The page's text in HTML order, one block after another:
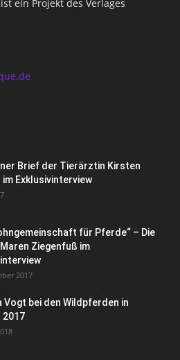
ein Projekt des Verlages
Brief der Tierärztin Kirsten
im Exklusivinterview
für Pferde“ – Die
Ziegenfuß im
2017
Vogt bei den Wildpferden in
2017